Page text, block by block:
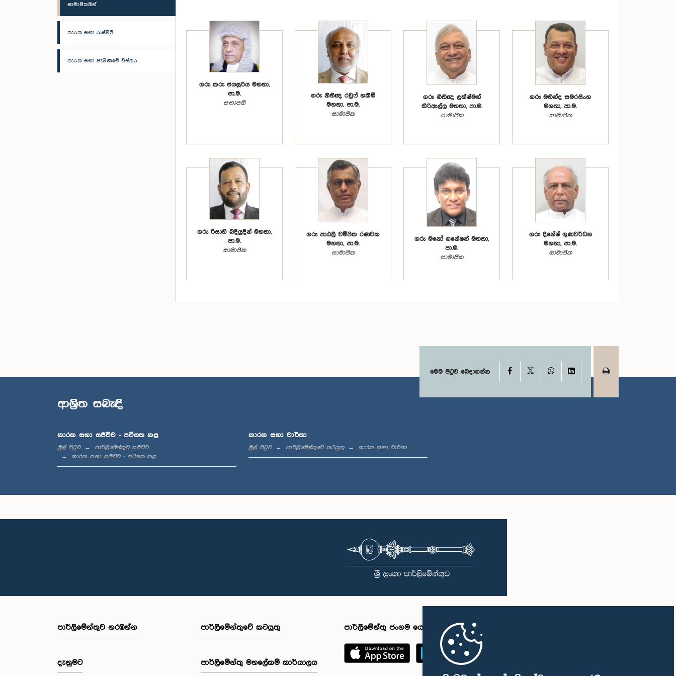
සාමාජිකයින්
කාරක සභා රැස්වීම්
කාරක සභා පැමිණීමේ විස්තර
ගරු කරු ජයසූරිය මහතා,
පා.ම.
සභාපති
ගරු නීතිඥ රවුෆ් හකීම්
මහතා, පා.ම.
සාමාජික
ගරු නීතිඥ ලක්ෂ්මන්
කිරිඇල්ල මහතා, පා.ම.
සාමාජික
ගරු මහින්ද සමරසිංහ
මහතා, පා.ම.
සාමාජික
ගරු රිසාඩ් බදියුදීන් මහතා,
පා.ම.
සාමාජික
ගරු පාඨලී චම්පික රණවක
මහතා, පා.ම.
සාමාජික
ගරු මනෝ ගනේෂන් මහතා,
පා.ම.
සාමාජික
ගරු දිනේෂ් ගුණවර්ධන
මහතා, පා.ම.
සාමාජික
ගරු ඩග්ලස් දේවානන්දා
ගරු විජිත හේරත් මහතා,
සාමාජික
ගරු ධර්මලිංගම් සිද්ධාර්ථන්
මෙම පිටුව බෙදාගන්න Facebook WhatsAppLinkedIn
ආශ්‍රිත සබැඳි
කාරක සභා සජීවීව - පටිගත කළ
මුල් පිටුව
පාර්ලිමේන්තුව සජීවීව
කාරක සභා සජීවීව - පටිගත කළ
කාරක සභා වාර්තා
මුල් පිටුව පාර්ලිමේන්තුවේ කටයුතු කාරක සභා වාර්තා
පාර්ලි‌මේන්තුව නරඹන්න
දැනුමට
පාර්ලිමේන්තුවේ කටයුතු
පාර්ලිමේන්තු මහලේකම් කාර්යාලය
පාර්ලිමේන්තු ජංගම යෙදුම